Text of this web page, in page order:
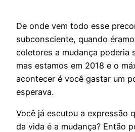
De onde vem todo esse
subconsciente, quando
coletores a mudança poderia
mas estamos em 2018 e o
acontecer é você gastar um
esperava.
Você já escutou a expressão
da vida é a mudança? Então